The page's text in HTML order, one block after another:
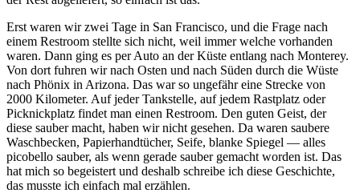
Erst waren wir zwei Tage in San Francisco, und die Frage nach
einem Restroom stellte sich nicht, weil immer welche vorhanden
waren. Dann ging es per Auto an der Küste entlang nach Monterey.
Von dort fuhren wir nach Osten und nach Süden durch die Wüste
nach Phönix in Arizona. Das war so ungefähr eine Strecke von
2000 Kilometer. Auf jeder Tankstelle, auf jedem Rastplatz oder
Picknickplatz findet man einen Restroom. Den guten Geist, der
diese sauber macht, haben wir nicht gesehen. Da waren saubere
Waschbecken, Papierhandtücher, Seife, blanke Spiegel — alles
picobello sauber, als wenn gerade sauber gemacht worden ist. Das
hat mich so begeistert und deshalb schreibe ich diese Geschichte,
das musste ich einfach mal erzählen.